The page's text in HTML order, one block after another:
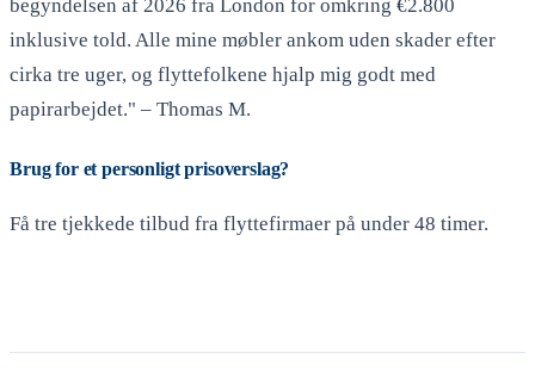
begyndelsen af 2026 fra London for omkring €2.800
inklusive told. Alle mine møbler ankom uden skader efter
cirka tre uger, og flyttefolkene hjalp mig godt med
papirarbejdet." – Thomas M.
Brug for et personligt prisoverslag?
Få tre tjekkede tilbud fra flyttefirmaer på under 48 timer.